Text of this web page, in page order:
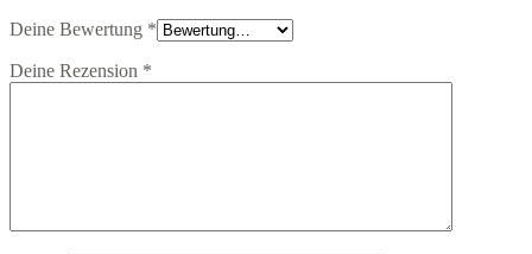
Deine Bewertung *
Deine Rezension *